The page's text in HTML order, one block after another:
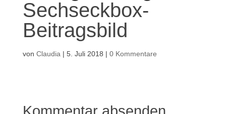
Sechseckbox-
Beitragsbild
von Claudia | 5. Juli 2018 | 0 Kommentare